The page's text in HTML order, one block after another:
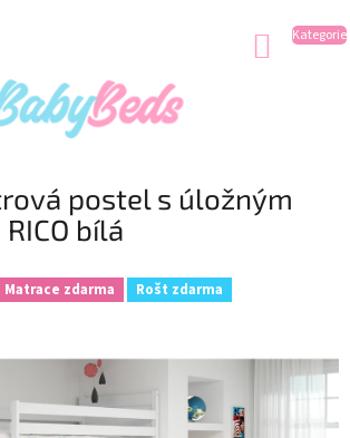
postel s úložným
bílá
Matrace zdarma Rošt zdarma